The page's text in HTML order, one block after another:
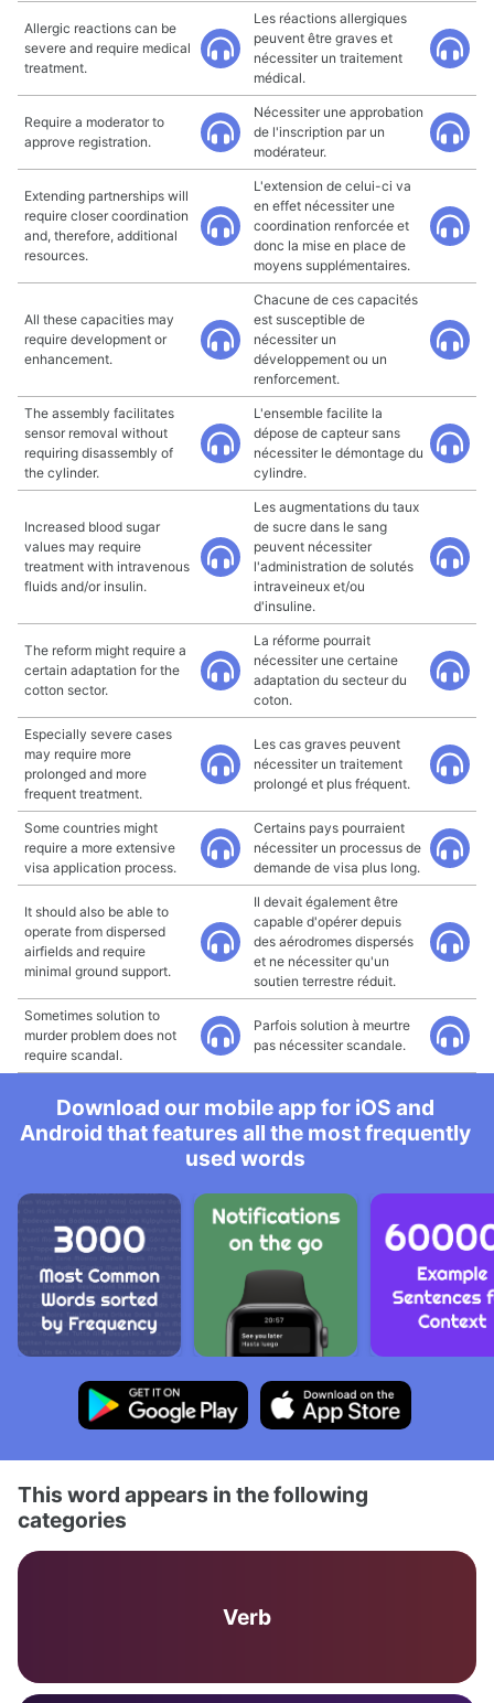
Allergic reactions can be
severe and require medical
treatment.
Les réactions allergiques
peuvent être graves et
nécessiter un traitement
médical.
Require a moderator to
approve registration.
Nécessiter une approbation
de l'inscription par un
modérateur.
Extending partnerships will
require closer coordination
and, therefore, additional
resources.
L'extension de celui-ci va
en effet nécessiter une
coordination renforcée et
donc la mise en place de
moyens supplémentaires.
All these capacities may
require development or
enhancement.
Chacune de ces capacités
est susceptible de
nécessiter un
développement ou un
renforcement.
The assembly facilitates
sensor removal without
requiring disassembly of
the cylinder.
L'ensemble facilite la
dépose de capteur sans
nécessiter le démontage du
cylindre.
Increased blood sugar
values may require
treatment with intravenous
fluids and/or insulin.
Les augmentations du taux
de sucre dans le sang
peuvent nécessiter
l'administration de solutés
intraveineux et/ou
d'insuline.
The reform might require a
certain adaptation for the
cotton sector.
La réforme pourrait
nécessiter une certaine
adaptation du secteur du
coton.
Especially severe cases
may require more
prolonged and more
frequent treatment.
Les cas graves peuvent
nécessiter un traitement
prolongé et plus fréquent.
Some countries might
require a more extensive
visa application process.
Certains pays pourraient
nécessiter un processus de
demande de visa plus long.
It should also be able to
operate from dispersed
airfields and require
minimal ground support.
Il devait également être
capable d'opérer depuis
des aérodromes dispersés
et ne nécessiter qu'un
soutien terrestre réduit.
Sometimes solution to
murder problem does not
require scandal.
Parfois solution à meurtre
pas nécessiter scandale.
Download our mobile app for iOS and
Android that features all the most frequently
used words
This word appears in the following
categories
Verb